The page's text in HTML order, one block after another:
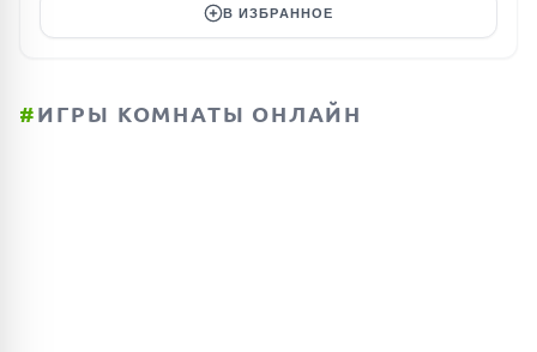
В ИЗБРАННОЕ
#ИГРЫ КОМНАТЫ ОНЛАЙН